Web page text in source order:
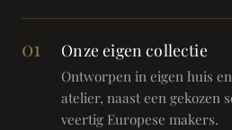
01 Onze eigen collectie
Ontworpen in eigen huis
atelier, naast een gekozen
veertig Europese makers.